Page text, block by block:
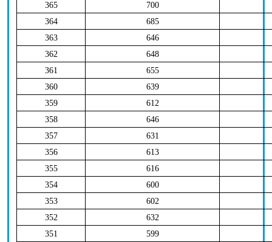
365
700
364
685
363
646
362
648
361
655
360
639
359
612
358
646
357
631
356
613
355
616
354
600
353
602
352
632
351
599